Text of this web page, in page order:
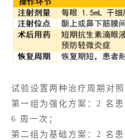
试验设置两种治疗周期对照
第一组为强化方案：2 名
6 周一次；
第二组为基础方案：2 名